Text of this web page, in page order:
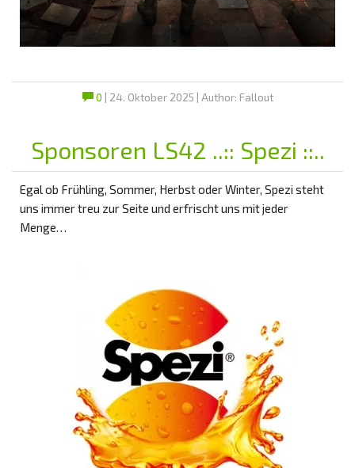
0 | 24. Oktober 2025 | Author: Fallout
Sponsoren LS42 ..:: Spezi ::..
Egal ob Frühling, Sommer, Herbst oder Winter, Spezi steht
uns immer treu zur Seite und erfrischt uns mit jeder
Menge…